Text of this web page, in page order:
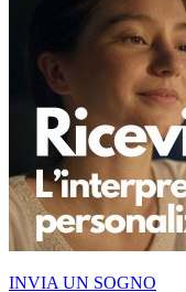
INVIA UN SOGNO